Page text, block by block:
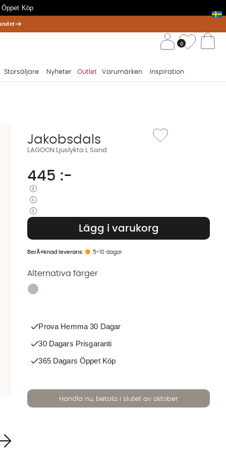
Köp
0
Storsäljare Nyheter Outlet Varumärken Inspiration
LAGOON Ljuslykta L Sand
Jakobsdals
Lägg till i önskelista:
445 :-
Lägg i varukorg
5-10 dagar
Alternativa färger
Finns även i dessa färger:
Prova Hemma 30 Dagar
30 Dagars Prisgaranti
365 Dagars Öppet Köp
Handla nu, betala i slutet av oktober